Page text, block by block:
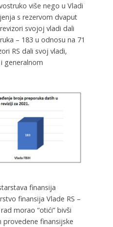
više nego u Vladi
s rezervom dvaput
svojoj vladi dali
– 183 u odnosu na 71
RS dali svoj vladi,
generalnom
finansija
finansija Vlade RS –
morao “otići” bivši
provedene finansijske